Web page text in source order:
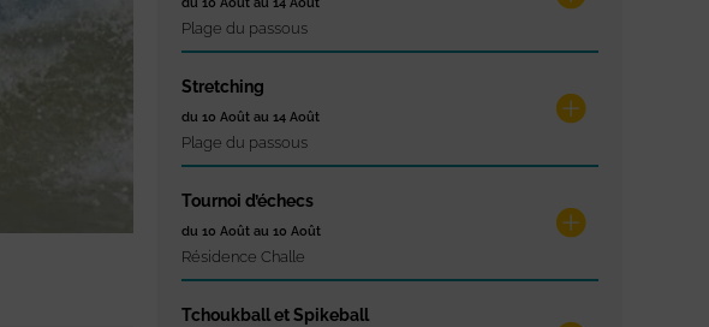
du 10 Août au 14 Août
Plage du passous
Stretching
du 10 Août au 14 Août
Plage du passous
Tournoi d’échecs
du 10 Août au 10 Août
Résidence Challe
Tchoukball et Spikeball